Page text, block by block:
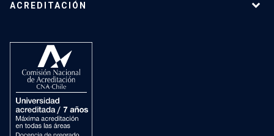
ACREDITACIÓN